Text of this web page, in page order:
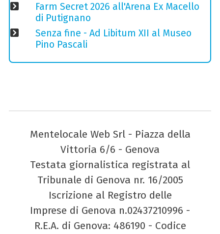
Farm Secret 2026 all'Arena Ex Macello
di Putignano
Senza fine - Ad Libitum XII al Museo
Pino Pascali
Mentelocale Web Srl - Piazza della
Vittoria 6/6 - Genova
Testata giornalistica registrata al
Tribunale di Genova nr. 16/2005
Iscrizione al Registro delle
Imprese di Genova n.02437210996 -
R.E.A. di Genova: 486190 - Codice